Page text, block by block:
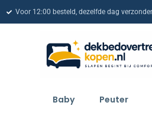
Voor 12:00 besteld, dezelfde dag
Baby Peuter